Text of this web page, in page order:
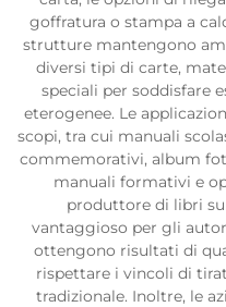
goffratura o stampa a
strutture mantengono
diversi tipi di carte,
speciali per soddisfare
eterogenee. Le
scopi, tra cui manuali
commemorativi, album
manuali formativi e
produttore di libri
vantaggioso per gli
ottengono risultati di
rispettare i vincoli di
tradizionale. Inoltre, le